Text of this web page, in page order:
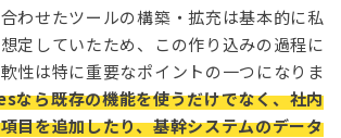
わせたツールの構築・拡充は基本的に私
定していたため、この作り込みの過程に
性は特に重要なポイントの一つになりま
なら既存の機能を使うだけでなく、社内
目を追加したり、基幹システムのデータ